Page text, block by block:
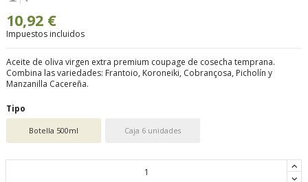
10,92 €
Impuestos incluidos
Aceite de oliva virgen extra premium coupage de cosecha temprana.
Combina las variedades: Frantoio, Koroneiki, Cobrançosa, Picholín y
Manzanilla Cacereña.
Tipo
Botella 500ml Caja 6 unidades